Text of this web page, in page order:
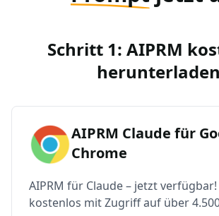
Schritt 1: AIPRM
herunterladen
AIPRM Claude für
Chrome
AIPRM für Claude – jetzt
kostenlos mit Zugriff auf über